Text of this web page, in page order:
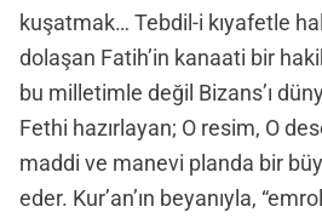
kuşatmak… Tebdil-i kıyafetle
dolaşan Fatih’in kanaati bir
bu milletimle değil Bizans’ı
Fethi hazırlayan; O resim, O
maddi ve manevi planda bir
eder. Kur’an’ın beyanıyla,